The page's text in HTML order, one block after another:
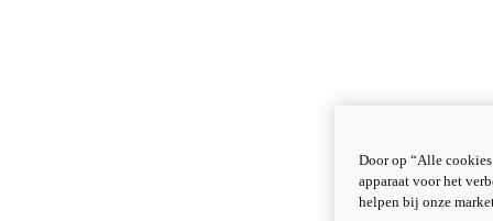
Door op “Alle
apparaat voor het
helpen bij onze